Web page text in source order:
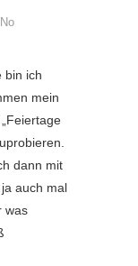
No
bin ich
mein
dann mit
auch mal
was